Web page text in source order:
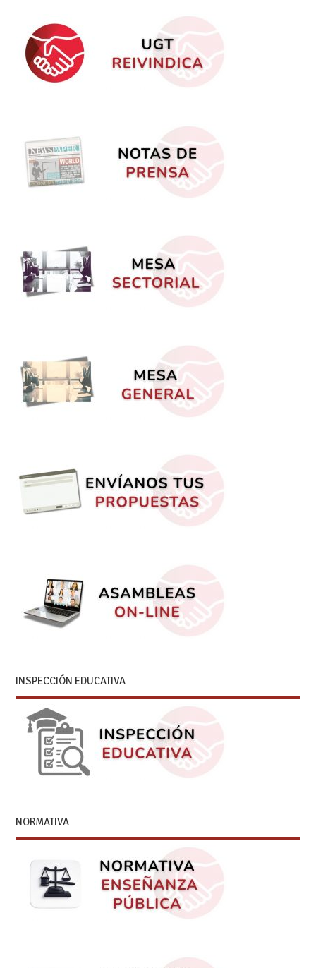
INSPECCIÓN EDUCATIVA
NORMATIVA